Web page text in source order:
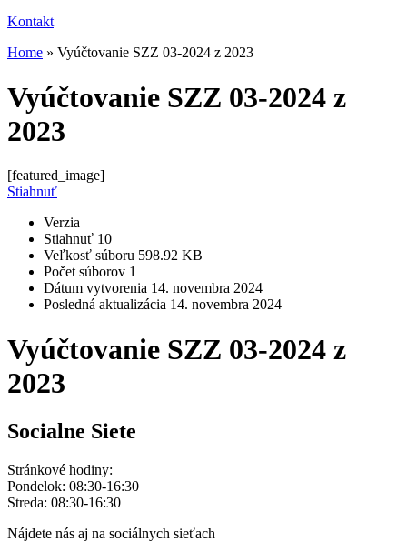
Kontakt
Home » Vyúčtovanie SZZ 03-2024 z 2023
Vyúčtovanie SZZ 03-2024 z
2023
[featured_image]
Stiahnuť
Verzia
Stiahnuť 10
Veľkosť súboru 598.92 KB
Počet súborov 1
Dátum vytvorenia 14. novembra 2024
Posledná aktualizácia 14. novembra 2024
Vyúčtovanie SZZ 03-2024 z
2023
Socialne Siete
Stránkové hodiny:
Pondelok: 08:30-16:30
Streda: 08:30-16:30
Nájdete nás aj na sociálnych sieťach